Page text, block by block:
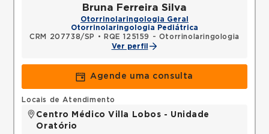
Bruna Ferreira Silva
Otorrinolaringologia Geral
Otorrinolaringologia Pediátrica
CRM 207738/SP
•
RQE 125159 - Otorrinolaringologia
Ver perfil
Agende uma consulta
Locais de Atendimento
Centro Médico Villa Lobos - Unidade
Oratório